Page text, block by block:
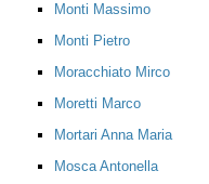
Monti Massimo
Monti Pietro
Moracchiato Mirco
Moretti Marco
Mortari Anna Maria
Mosca Antonella